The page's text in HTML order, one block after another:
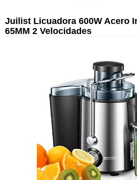
Juilist Licuadora 600W Acero
65MM 2 Velocidades